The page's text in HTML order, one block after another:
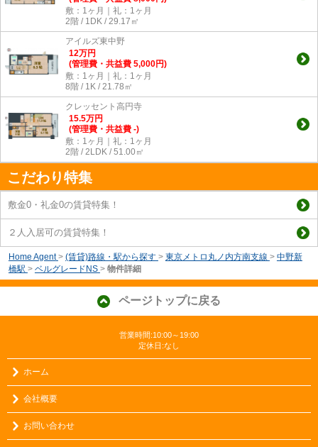
敷：1ヶ月｜礼：1ヶ月
2階 / 1DK / 29.17㎡
アイルズ東中野
12万円
(管理費・共益費 5,000円)
敷：1ヶ月｜礼：1ヶ月
8階 / 1K / 21.78㎡
クレッセント高円寺
15.5万円
(管理費・共益費 -)
敷：1ヶ月｜礼：1ヶ月
2階 / 2LDK / 51.00㎡
こだわり特集
敷金0・礼金0の賃貸特集！
２人入居可の賃貸特集！
Home Agent > (賃貸)路線・駅から探す > 東京メトロ丸ノ内方南支線 > 中野新
橋駅 > ベルグレードNS > 物件詳細
ページトップに戻る
営業時間:10:00～19:00
定休日:なし
ホーム
会社概要
お問い合わせ